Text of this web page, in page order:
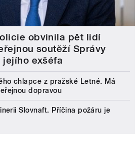
obvinila pět lidí
soutěží Správy
exšéfa
chlapce z pražské Letné. Má
dopravou
Slovnaft. Příčina požáru je